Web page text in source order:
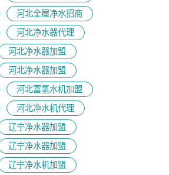
河北全屋净水招商
河北净水器代理
河北净水器加盟
河北净水器加盟
河北富氢水机加盟
河北净水机代理
辽宁净水器加盟
辽宁净水器加盟
辽宁净水机加盟